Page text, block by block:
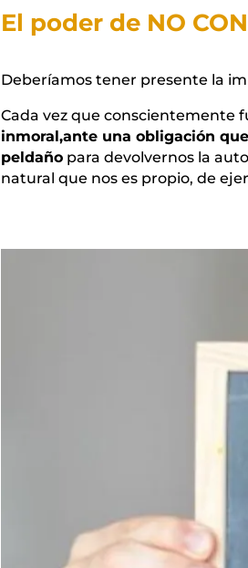
El poder de NO
Deberíamos tener presente la
Cada vez que conscientemente
inmoral,ante una obligación
peldaño para devolvernos la
natural que nos es propio, de